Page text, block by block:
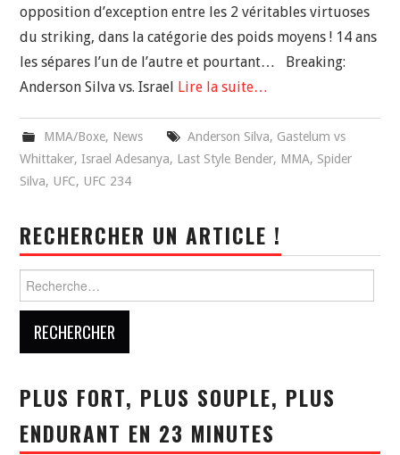
opposition d’exception entre les 2 véritables virtuoses
du striking, dans la catégorie des poids moyens ! 14 ans
les sépares l’un de l’autre et pourtant… Breaking:
Anderson Silva vs. Israel Lire la suite…
MMA/Boxe, News Anderson Silva, Gastelum vs
Whittaker,Israel Adesanya, Last Style Bender, MMA, Spider
Silva, UFC, UFC 234
RECHERCHER UN ARTICLE !
PLUS FORT, PLUS SOUPLE, PLUS
ENDURANT EN 23 MINUTES